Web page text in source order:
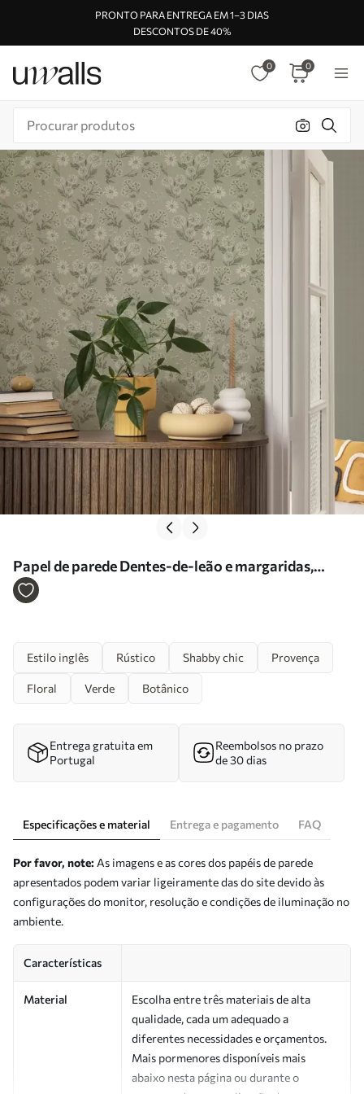
PRONTO PARA ENTREGA EM 1–3 DIAS
DESCONTOS DE 40%
0 0
Papel de parede Dentes-de-leão e margaridas,
padrão botânico sobre fundo cinzento-verde Nr.
Estilo inglês Rústico Shabby chic Provença
Floral Verde Botânico
Entrega gratuita em
Portugal
Reembolsos no prazo
de 30 dias
Especificações e material Entrega e pagamento FAQ
Por favor, note: As imagens e as cores dos papéis de parede
apresentados podem variar ligeiramente das do site devido às
configurações do monitor, resolução e condições de iluminação no
ambiente.
Características
Material
Escolha entre três materiais de alta
qualidade, cada um adequado a
diferentes necessidades e orçamentos.
Mais pormenores disponíveis mais
abaixo nesta página ou durante o